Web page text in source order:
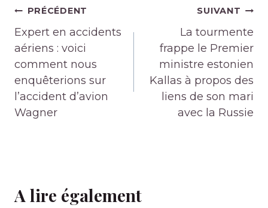
Navigation
de
l’article
PRÉCÉDENT
Expert en accidents
aériens : voici
comment nous
enquêterions sur
l’accident d’avion
Wagner
SUIVANT
La tourmente
frappe le Premier
ministre estonien
Kallas à propos des
liens de son mari
avec la Russie
A lire également